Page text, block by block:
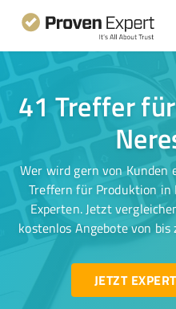
41 Treffer
Wer wird gern von Kunden
Treffern für Produktion in
Experten. Jetzt
kostenlos Angebote von
JETZT